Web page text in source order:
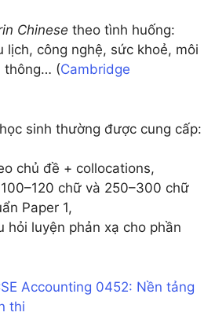
Chinese theo tình huống:
lịch, công nghệ, sức khoẻ, môi
thông… (Cambridge
sinh thường được cung cấp:
chủ đề + collocations,
chữ và 250–300 chữ
Paper 1,
hỏi luyện phản xạ cho phần
Accounting 0452: Nền tảng
thi